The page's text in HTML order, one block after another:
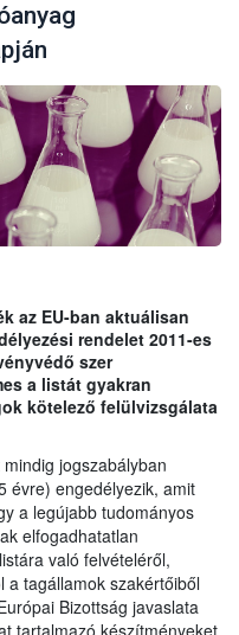
az EU-ban aktuálisan
rendelet 2011-es
szer
a listát gyakran
kötelező felülvizsgálata
jogszabályban
évre) engedélyezik, amit
a legújabb tudományos
elfogadhatatlan
való felvételéről,
a tagállamok szakértőiből
Bizottság javaslata